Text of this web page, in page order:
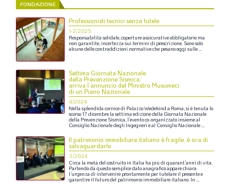
FONDAZIONE
Professionisti tecnici senza tutele
1-2/2025
Responsabilità solidale,copertureassicurativeobbligatorie ma
non garantite,incertezza sui termini di prescrizione. Sonosolo
alcunedellecontraddizioni normativeche pesanooggi sulle...
Settima Giornata Nazionale
della Prevenzione Sismica:
arriva l’annuncio del Ministro Musumeci
di un Piano Nazionale
4/2024
Nella splendida cornicedi PalazzoWedekind a Roma,si è tenuta lo
scorso17dicembre la settima edizionedella Giornata Nazionale
della Prevenzione Sismica, l’eventoco-organizzatoinsiemeal
Consiglio Nazionaledegli Ingegneri eal Consiglio Nazionale...
Il patrimonio immobiliare italiano è fragile, è ora di
salvaguardarlo
3/2024
Circa la metà del costruitoin Italia ha più di quarant’anni di vita.
Partendoda questosemplicedatoanagraficoapparechiara
l’urgenza di intervenire prontamente per tutelareil presentee
garantireil futurodel patrimonioimmobiliareitaliano. In ...